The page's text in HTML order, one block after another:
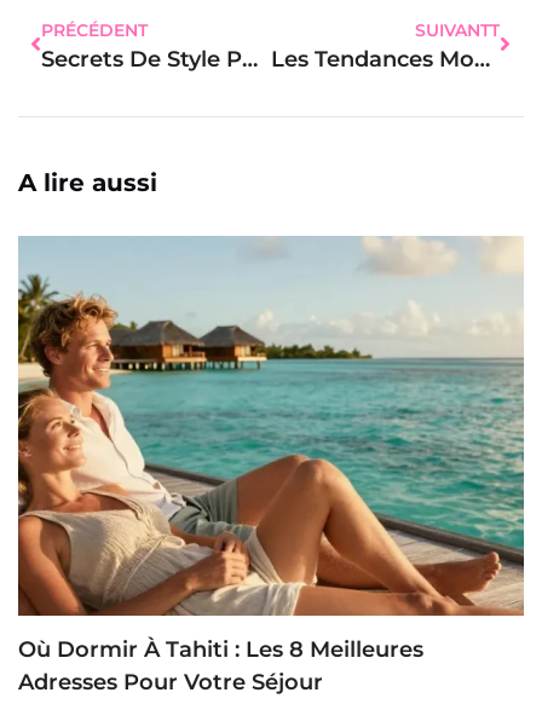
PRÉCÉDENT
Secrets De Style Pour Une Allure Décontractée Et Chic Au Quotidien
SUIVANTT
Les Tendances Mode Féminine Qui Vont Faire Sensation Cette Saison
A lire aussi
Où Dormir À Tahiti : Les 8 Meilleures
Adresses Pour Votre Séjour